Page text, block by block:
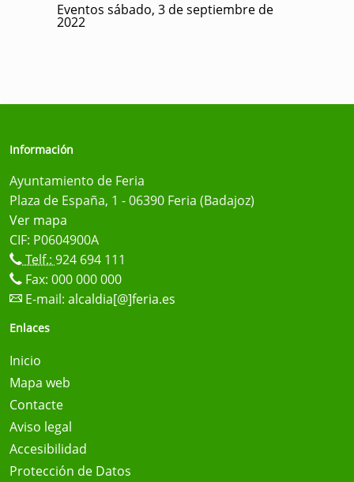
Eventos sábado, 3 de septiembre de
2022
Información
Ayuntamiento de Feria
Plaza de España, 1 - 06390 Feria (Badajoz)
Ver mapa
CIF: P0604900A
Telf.: 924 694 111
Fax: 000 000 000
E-mail: alcaldia[@]feria.es
Enlaces
Inicio
Mapa web
Contacte
Aviso legal
Accesibilidad
Protección de Datos